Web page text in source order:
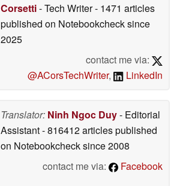
Corsetti- Tech Writer- 1471 articles
published on Notebookchecksince
2025
contact me via:
@ACorsTechWriter, LinkedIn
Translator: Ninh Ngoc Duy- Editorial
Assistant- 816412 articles published
on Notebookchecksince 2008
contact me via:
Facebook